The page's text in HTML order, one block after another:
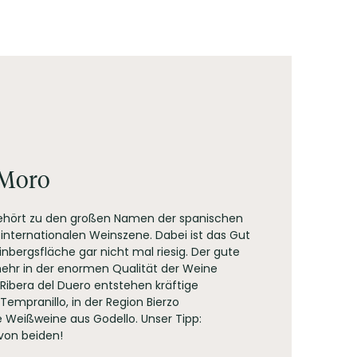
probiert.
zu den großen Namen der spanischen
Weinszene. Dabei ist das Gut
gar nicht mal riesig. Der gute
in der enormen Qualität der Weine
del Duero entstehen kräftige
in der Region Bierzo
aus Godello. Unser Tipp:
beiden!